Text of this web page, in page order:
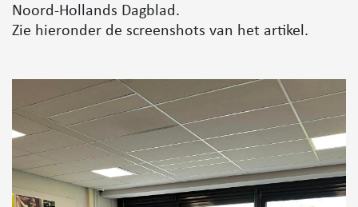
Tjarda Kuyt schreef er een mooi artikel over in het
Noord-Hollands Dagblad.